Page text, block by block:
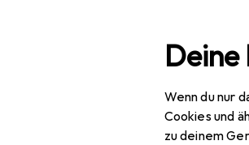
Wenn du nur
Cookies und
zu deinem
Navigation nach Kategorien